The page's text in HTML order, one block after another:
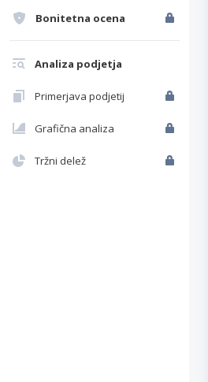
Bonitetna ocena
Analiza podjetja
Primerjava podjetij
Grafična analiza
Tržni delež